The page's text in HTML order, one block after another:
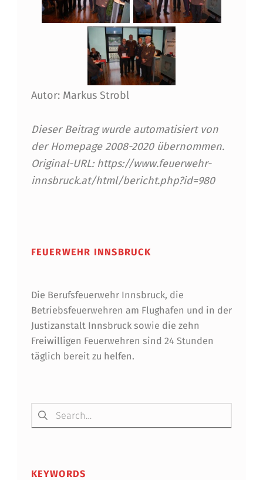
Autor: Markus Strobl
Dieser Beitrag wurde automatisiert von
der Homepage 2008-2020 übernommen.
Original-URL: https://www.feuerwehr-
innsbruck.at/html/bericht.php?id=980
FEUERWEHR INNSBRUCK
Die Berufsfeuerwehr Innsbruck, die
Betriebsfeuerwehren am Flughafen und in der
Justizanstalt Innsbruck sowie die zehn
Freiwilligen Feuerwehren sind 24 Stunden
täglich bereit zu helfen.
Suchen nach:
KEYWORDS